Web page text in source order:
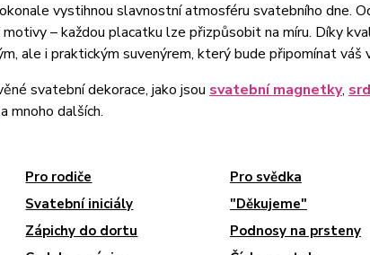
vystihnou slavnostní atmosféru svatebního dne.
– každou placatku lze přizpůsobit na míru. Díky
ale i praktickým suvenýrem, který bude připomínat váš
svatební dekorace, jako jsou svatební magnetky,
mnoho dalších.
Pro rodiče Pro svědka
Svatební iniciály "Děkujeme"
Zápichy do dortu Podnosy na prsteny